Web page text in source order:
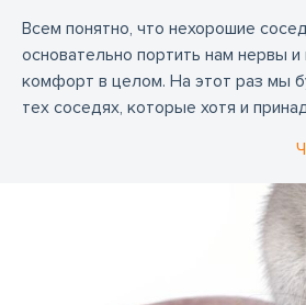
Всем понятно, что нехорошие
основательно портить нам нервы
комфорт в целом. На этот раз мы
тех соседях, которые хотя и